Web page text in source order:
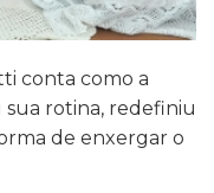
conta como a
rotina, redefiniu
de enxergar o